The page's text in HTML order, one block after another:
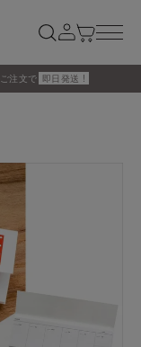
注文で 即日発送 !